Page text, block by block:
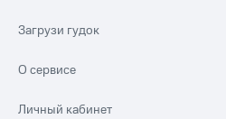
Загрузи гудок
О сервисе
Личный кабинет